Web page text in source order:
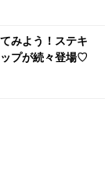
みよう！ステキ
プが続々登場♡